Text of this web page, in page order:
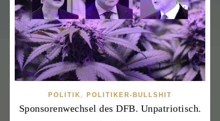
POLITIK POLITIKER-BULLSHIT
Sponsorenwechsel des DFB. Unpatriotisch.